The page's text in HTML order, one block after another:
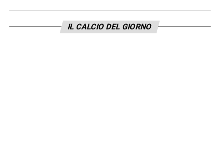
LA PLAYLIST DELLE NOSTRE TOP NEWS
IL CALCIO DEL GIORNO